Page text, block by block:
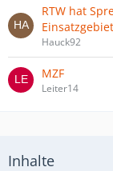
RTW hat
Einsatzgebiet
Hauck92
MZF
Leiter14
Inhalte